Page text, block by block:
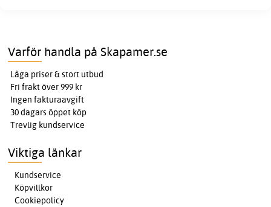
Varför handla på Skapamer.se
Låga priser & stort utbud
Fri frakt över 999 kr
Ingen fakturaavgift
30 dagars öppet köp
Trevlig kundservice
Viktiga länkar
Kundservice
Köpvillkor
Cookiepolicy